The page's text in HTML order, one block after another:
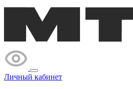
Личный кабинет